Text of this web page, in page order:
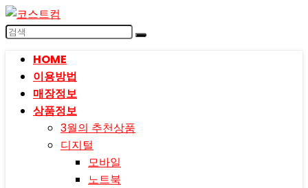
HOME
이용방법
매장정보
상품정보
3월의 추천상품
디지털
모바일
노트북